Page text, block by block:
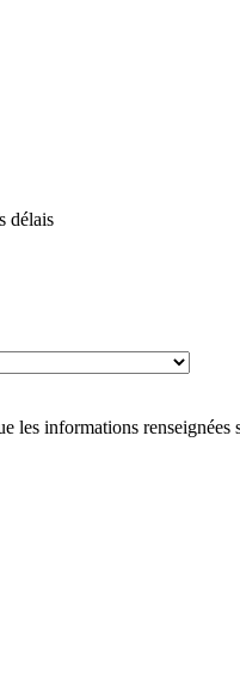
délais
les informations renseignées